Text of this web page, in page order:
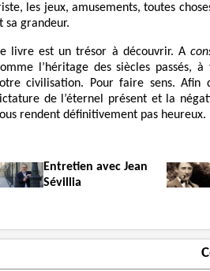
les jeux, amusements, toutes
sa grandeur.
livre est un trésor à découvrir. A
l’héritage des siècles passés,
civilisation. Pour faire sens. Afin
de l’éternel présent et la
rendent définitivement pas heureux.
Entretien avec Jean
Sévillia